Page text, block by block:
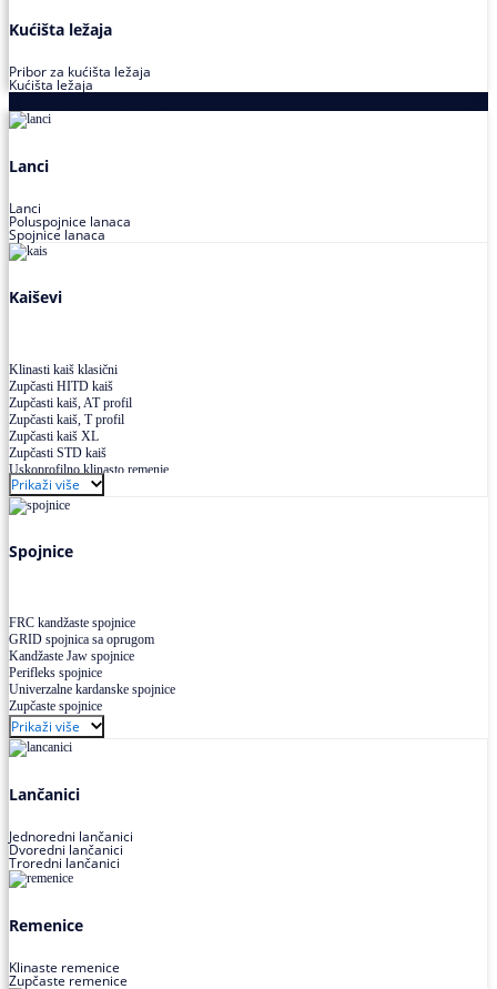
Kućišta ležaja
Pribor za kućišta ležaja
Kućišta ležaja
Lanci
Lanci
Poluspojnice lanaca
Spojnice lanaca
Kaiševi
Klinasti kaiš klasični
Zupčasti HITD kaiš
Zupčasti kaiš, AT profil
Zupčasti kaiš, T profil
Zupčasti kaiš XL
Zupčasti STD kaiš
Uskoprofilno klinasto remenje
Uskoprofilno klinasto remenje spojeno
Uskoprofilno klinasto remenje XP extra power
Višekanalno remenje PJ,PK
Prikaži više
Spojnice
FRC kandžaste spojnice
GRID spojnica sa oprugom
Kandžaste Jaw spojnice
Perifleks spojnice
Univerzalne kardanske spojnice
Zupčaste spojnice
Prikaži više
Lančanici
Jednoredni lančanici
Dvoredni lančanici
Troredni lančanici
Remenice
Klinaste remenice
Zupčaste remenice